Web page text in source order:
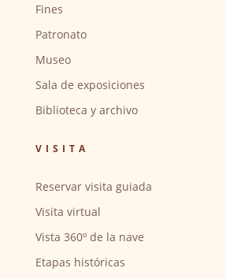
Fines
Patronato
Museo
Sala de exposiciones
Biblioteca y archivo
VISITA
Reservar visita guiada
Visita virtual
Vista 360º de la nave
Etapas históricas